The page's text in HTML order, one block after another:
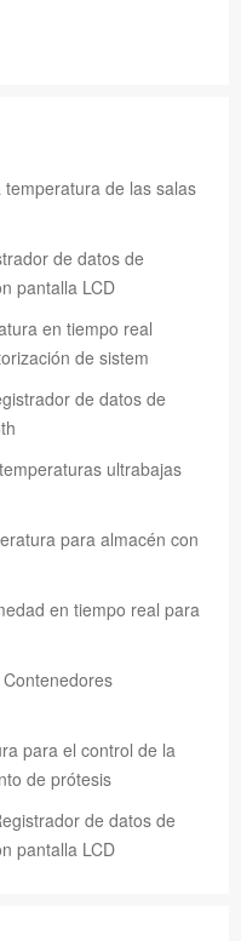
de las salas
de datos de
pantalla LCD
en tiempo real
de sistem
de datos de
ultrabajas
para almacén con
en tiempo real para
para el control de la
de prótesis
de datos de
pantalla LCD